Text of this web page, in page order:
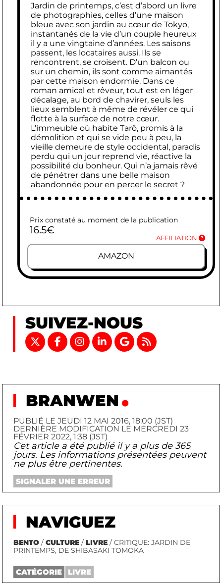
Jardin de printemps, c’est d’abord un livre
de photographies, celles d’une maison
bleue avec son jardin au cœur de Tokyo,
instantanés de la vie d’un couple heureux
il y a une vingtaine d’années. Les saisons
passent, les locataires aussi. Ils se
rencontrent, se croisent. D’un balcon ou
sur un chemin, ils sont comme aimantés
par cette maison endormie. Dans ce
roman amical et rêveur, tout est en léger
décalage, au bord de chavirer, seuls les
lieux semblent à même de révéler ce qui
flotte à la surface de notre cœur.
L’immeuble où habite Tarô, promis à la
démolition et qui se vide peu à peu, la
vieille demeure de style occidental, paradis
perdu qui un jour reprend vie, réactive la
possibilité du bonheur. Qui n’a jamais rêvé
de pénétrer dans une belle maison
abandonnée pour en percer le secret ?
Prix constaté au moment de la publication
16.5€
AFFILIATION
AMAZON
SUIVEZ-NOUS
BRANWEN
PUBLIÉ LE JEUDI 12 MAI 2016, 18:00 (JST)
DERNIÈRE MODIFICATION LE MERCREDI 23
FÉVRIER 2022, 1:38 (JST)
Cet article a été publié il y a plus de 365
jours. Les informations présentées peuvent
ne plus être pertinentes.
SIGNALER UNE ERREUR
NAVIGUEZ
BENTO /CULTURE /LIVRE / CRITIQUE: JARDIN DE
PRINTEMPS, DE SHIBASAKI TOMOKA
CATÉGORIE LIVRE